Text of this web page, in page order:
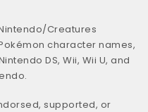
Creatures
Pokémon character names,
DS, Wii, Wii U, and
supported, or